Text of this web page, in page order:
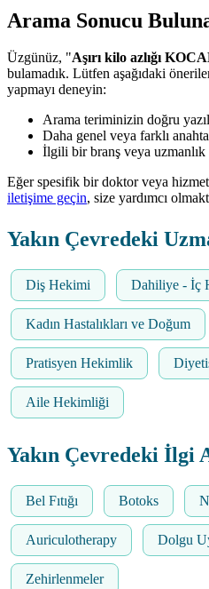
Arama Sonucu
Üzgünüz, "Aşırı kilo azlığı
bulamadık. Lütfen aşağıdaki
yapmayı deneyin:
Arama teriminizin doğru
Daha genel veya farklı
İlgili bir branş veya uzmanlık
Eğer spesifik bir doktor veya hizmet
iletişime geçin, size yardımcı
Yakın Çevredeki
Diş Hekimi Dahiliye - İç
Kadın Hastalıkları ve Doğum
Pratisyen Hekimlik
Aile Hekimliği
Yakın Çevredeki İlgi
Bel Fıtığı Botoks
Auriculotherapy Dolgu
Zehirlenmeler